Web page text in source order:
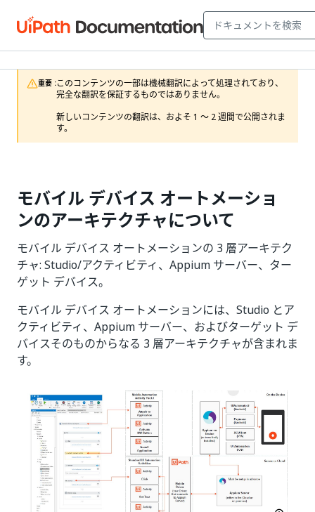
重要 :このコンテンツの一部は機械翻訳によって処理されており、
完全な翻訳を保証するものではありません。
新しいコンテンツの翻訳は、およそ 1 ～ 2 週間で公開されま
す。
モバイル デバイス オートメーショ
ンのアーキテクチャについて
モバイル デバイス オートメーションの 3 層アーキテク
チャ: Studio/アクティビティ、Appium サーバー、ター
ゲット デバイス。
モバイル デバイス オートメーションには、Studio とア
クティビティ、Appium サーバー、およびターゲット デ
バイスそのものからなる 3 層アーキテクチャが含まれま
す。